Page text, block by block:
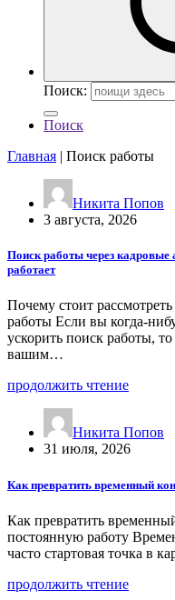
Поиск:
Поиск
Главная | Поиск работы
Никита Попов
3 августа, 2026
Поиск работы через кадровые
работает
Почему стоит
работы Если вы когда-
ускорить поиск работы,
вашим…
продолжить чтение
Никита Попов
31 июля, 2026
Как превратить временный
Как превратить
постоянную работу
часто стартовая точка в
продолжить чтение